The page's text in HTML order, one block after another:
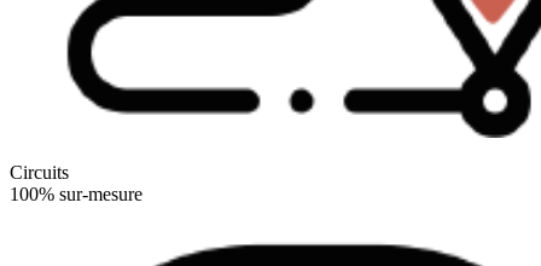
Circuits
100% sur-mesure